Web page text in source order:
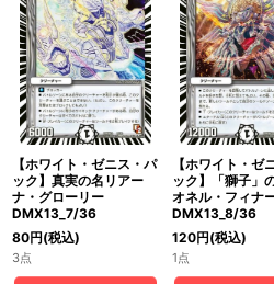
【ホワイト・ゼニス・パ
ック】真実の名リアー
ナ・グローリー
DMX13_7/36
80円(税込)
3点
【ホワイト・ゼ
ック】「獅子」
オネル・フィナ
DMX13_8/36
120円(税込)
1点